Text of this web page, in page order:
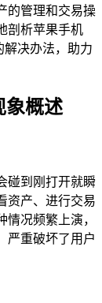
的管理和交易操
剖析苹果手机
解决办法，助力
象概述
碰到刚打开就瞬
资产、进行交易
况频繁上演，
严重破坏了用户